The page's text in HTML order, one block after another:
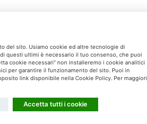
di Feletto (TV)
-info@camilone.com
del sito. Usiamo cookie ed altre tecnologie di
questi ultimi è necessario il tuo consenso, che puoi
cookie necessari” non installeremo i cookie analitici
per garantire il funzionamento del sito. Puoi in
link disponibile nella Cookie Policy. Per maggiori
Accetta tutti i cookie